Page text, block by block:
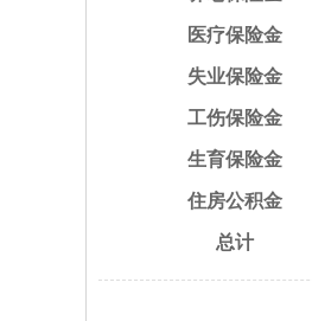
医疗保险金
失业保险金
工伤保险金
生育保险金
住房公积金
总计